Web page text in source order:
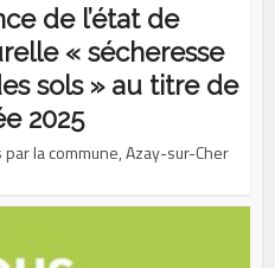
de l’état de
« sécheresse
sols » au titre de
2025
la commune, Azay-sur-Cher